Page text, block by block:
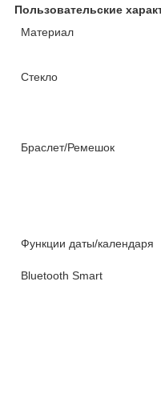
Пользовательские
Материал
Стекло
Браслет/Ремешок
Функции даты/календаря
Bluetooth Smart